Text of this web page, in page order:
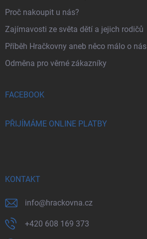
Proč nakoupit u nás?
Zajímavosti ze světa dětí a jejich rodičů
Příběh Hračkovny aneb něco málo o nás
Odměna pro věrné zákazníky
FACEBOOK
PŘIJÍMÁME ONLINE PLATBY
KONTAKT
info@hrackovna.cz
+420 608 169 373